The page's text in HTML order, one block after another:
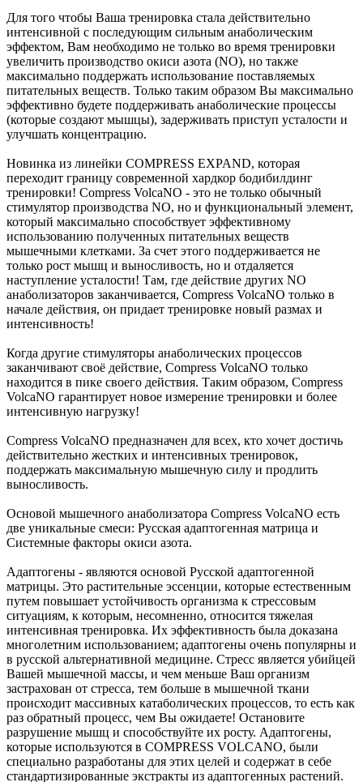
Для того чтобы Ваша тренировка стала действительно
интенсивной с последующим сильным анаболическим
эффектом, Вам необходимо не только во время тренировки
увеличить производство окиси азота (NO), но также
максимально поддержать использование поставляемых
питательных веществ. Только таким образом Вы максимально
эффективно будете поддерживать анаболические процессы
(которые создают мышцы), задерживать приступ усталости и
улучшать концентрацию.
Новинка из линейки COMPRESS EXPAND, которая
переходит границу современной хардкор бодибилдинг
тренировки! Compress VolcaNO - это не только обычный
стимулятор производства NO, но и функциональный элемент,
который максимально способствует эффективному
использованию полученных питательных веществ
мышечными клетками. За счет этого поддерживается не
только рост мышц и выносливость, но и отдаляется
наступление усталости! Там, где действие других NO
анаболизаторов заканчивается, Compress VolcaNO только в
начале действия, он придает тренировке новый размах и
интенсивность!
Когда другие стимуляторы анаболических процессов
заканчивают своё действие, Compress VolcaNO только
находится в пике своего действия. Таким образом, Compress
VolcaNO гарантирует новое измерение тренировки и более
интенсивную нагрузку!
Compress VolcaNO предназначен для всех, кто хочет достичь
действительно жестких и интенсивных тренировок,
поддержать максимальную мышечную силу и продлить
выносливость.
Основой мышечного анаболизатора Compress VolcaNO есть
две уникальные смеси: Русская адаптогенная матрица и
Системные факторы окиси азота.
Адаптогены - являются основой Русской адаптогенной
матрицы. Это растительные эссенции, которые естественным
путем повышает устойчивость организма к стрессовым
ситуациям, к которым, несомненно, относится тяжелая
интенсивная тренировка. Их эффективность была доказана
многолетним использованием; адаптогены очень популярны и
в русской альтернативной медицине. Стресс является убийцей
Вашей мышечной массы, и чем меньше Ваш организм
застрахован от стресса, тем больше в мышечной ткани
происходит массивных катаболических процессов, то есть как
раз обратный процесс, чем Вы ожидаете! Остановите
разрушение мышц и способствуйте их росту. Адаптогены,
которые используются в COMPRESS VOLCANO, были
специально разработаны для этих целей и содержат в себе
стандартизированные экстракты из адаптогенных растений.